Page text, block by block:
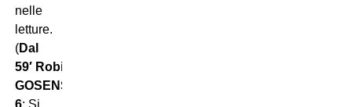
nelle
letture.
(Dal
59′ Robin
GOSENS